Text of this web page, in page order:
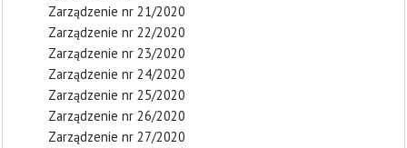
Zarządzenie nr 21/2020
Zarządzenie nr 22/2020
Zarządzenie nr 23/2020
Zarządzenie nr 24/2020
Zarządzenie nr 25/2020
Zarządzenie nr 26/2020
Zarządzenie nr 27/2020